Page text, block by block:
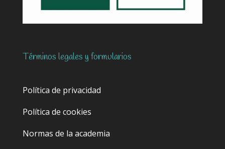
Términos legales y formularios
Política de privacidad
Política de cookies
Normas de la academia